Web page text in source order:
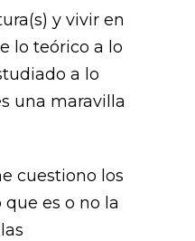
y vivir en
lo teórico a lo
a lo
una maravilla
cuestiono los
es o no la